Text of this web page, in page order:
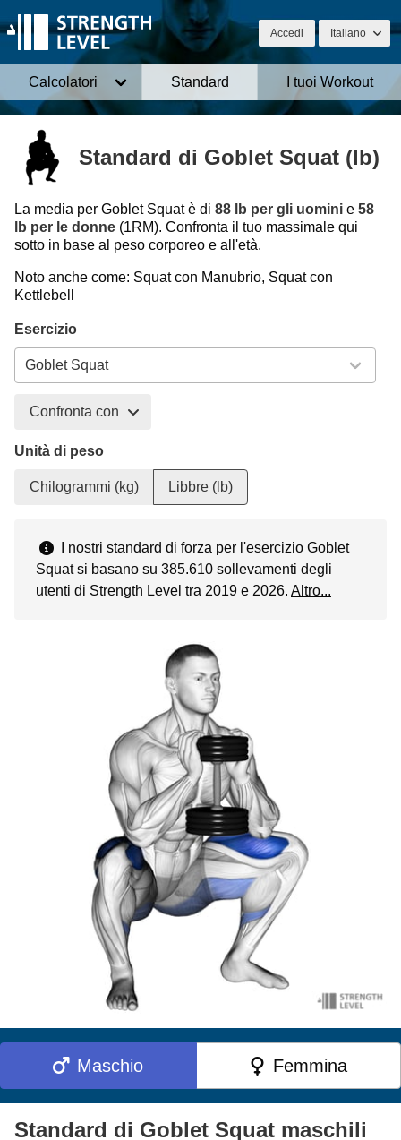
Accedi Italiano
Calcolatori Standard I tuoi Workout
Standard di Goblet Squat (lb)
La media per Goblet Squat è di 88 lb per gli uomini e 58
lb per le donne (1RM). Confronta il tuo massimale qui
sotto in base al peso corporeo e all'età.
Noto anche come: Squat con Manubrio, Squat con
Kettlebell
Esercizio
Confronta con
Unità di peso
Chilogrammi (kg) Libbre (lb)
I nostri standard di forza per l'esercizio Goblet
Squat si basano su 385.610 sollevamenti degli
utenti di Strength Level tra 2019 e 2026. Altro...
Maschio Femmina
Standard di Goblet Squat maschili